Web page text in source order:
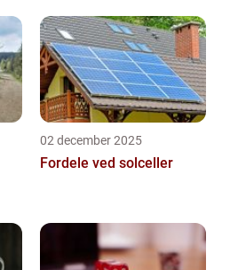
02 december 2025
Fordele ved solceller